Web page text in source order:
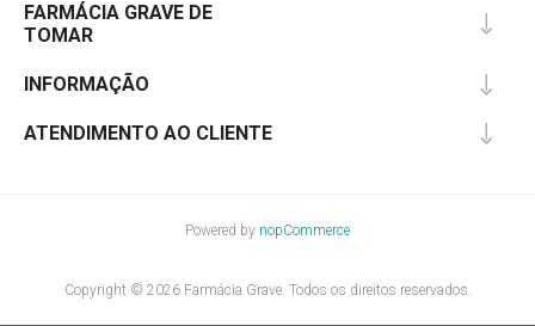
FARMÁCIA GRAVE DE
TOMAR
INFORMAÇÃO
ATENDIMENTO AO CLIENTE
Powered by nopCommerce
Copyright © 2026 Farmácia Grave. Todos os direitos reservados.